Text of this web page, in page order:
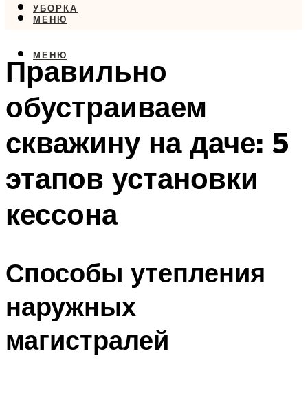
УБОРКА
МЕНЮ
МЕНЮ
Правильно
обустраиваем
скважину на даче: 5
этапов установки
кессона
Способы утепления
наружных
магистралей